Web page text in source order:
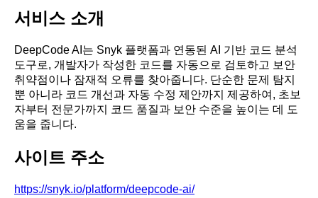
서비스 소개
DeepCode AI는 Snyk 플랫폼과 연동된 AI 기반 코드 분석
도구로, 개발자가 작성한 코드를 자동으로 검토하고 보안
취약점이나 잠재적 오류를 찾아줍니다. 단순한 문제 탐지
뿐 아니라 코드 개선과 자동 수정 제안까지 제공하여, 초보
자부터 전문가까지 코드 품질과 보안 수준을 높이는 데 도
움을 줍니다.
사이트 주소
https://snyk.io/platform/deepcode-ai/